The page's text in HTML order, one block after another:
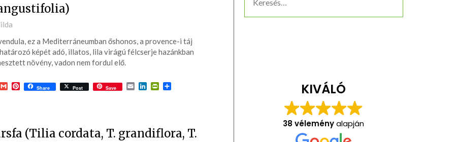
ez a Mediterráneumban őshonos, a provence-i táj
képét adó, illatos, lila virágú félcserje hazánkban
növény, vadon nem fordul elő.
GmailPinterest
Share Post Save EmailLinkedInPrintFriendly
Ossza
(Tilia cordata, T. grandiflora, T.
KIVÁLÓ
38 véleményalapján